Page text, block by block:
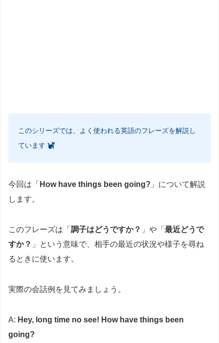
このシリーズでは、よく使われる英語のフレーズを解説し
ています
今回は「 How have things been going? 」について解説
します。
このフレーズは「 調子はどうですか？ 」や「 最近どうで
すか？ 」という意味で、相手の最近の状況や様子を尋ね
るときに使います。
実際の会話例を見てみましょう。
A: Hey, long time no see! How have things been
going?